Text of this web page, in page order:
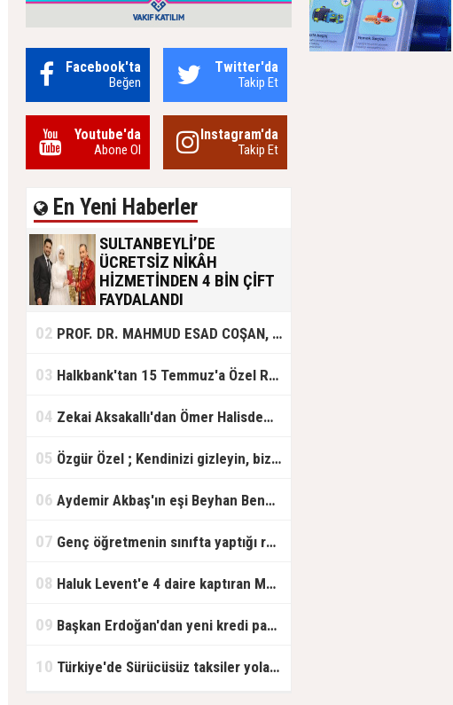
Facebook'ta
Beğen
Twitter'da
Takip Et
Youtube'da
Abone Ol
Instagram'da
Takip Et
En Yeni Haberler
SULTANBEYLİ’DE
ÜCRETSİZ NİKÂH
HİZMETİNDEN 4 BİN ÇİFT
FAYDALANDI
olan gençlere destek amacıyla
başlattığı ücretsiz nikâh hizmetini
başlattıklarını belirten Sultanbeyli
ücretsiz hizmet vermenin
02 PROF. DR. MAHMUD ESAD COŞAN, DOĞUMUNUN HİCRÎ 91. YILINDA ELAZIĞ'DA YÂD EDİLECEK
03 Halkbank'tan 15 Temmuz'a Özel Reklam Filmi: "İrade Bizim, Zafer Bizim"
04 Zekai Aksakallı'dan Ömer Halisdemir'e 'vefa' ziyareti!
05 Özgür Özel ; Kendinizi gizleyin, bizden işaret bekleyin
06 Aydemir Akbaş'ın eşi Beyhan Benek Akbaş hayatını kaybetti
07 Genç öğretmenin sınıfta yaptığı rezil paylaşım
08 Haluk Levent'e 4 daire kaptıran Müteahhit soluğu savcılıkta aldı
09 Başkan Erdoğan'dan yeni kredi paketi müjdesi: 6 ay geri ödemesiz, 36 ay vadeli
10 Türkiye'de Sürücüsüz taksiler yola çıkmaya hazırlanıyor